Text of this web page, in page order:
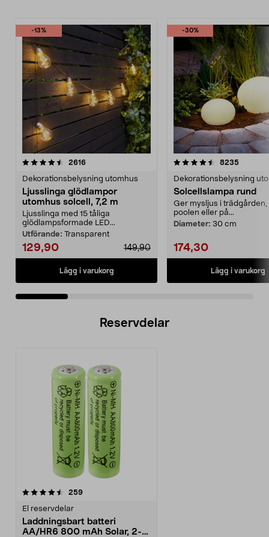
-13%
2616recensioner
Dekorationsbelysning utomhus
Ljusslinga glödlampor
utomhus solcell, 7,2 m
Ljusslinga med 15 tåliga
glödlampsformade LED...
Utförande: Transparent
129,90 149,90
Lägg i varukorg
-30%
4.5 av 5 stjärnor 8235
Dekorationsbelysning
Solcellslampa rund
Ger mysljus i trädgården,
poolen eller på...
Diameter: 30 cm
174,30
Lägg i varukorg
4.5 av 5 stjärnor
Reservdelar
259recensioner
El reservdelar
Laddningsbart batteri
AA/HR6 800 mAh Solar, 2-